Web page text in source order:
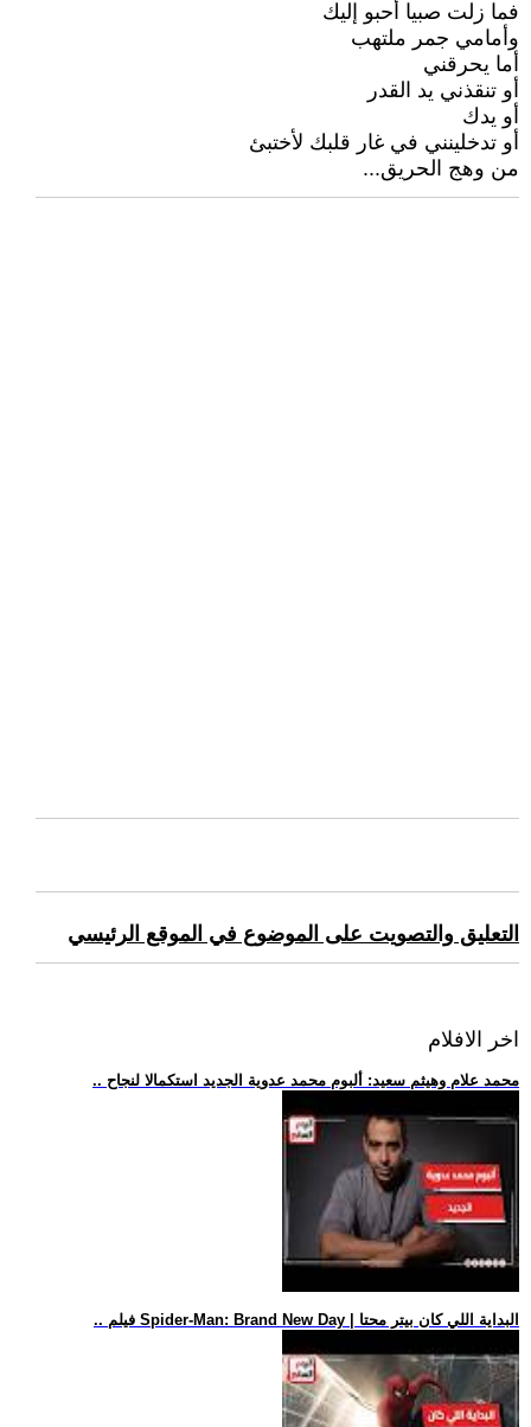
فما زلت صبيا أحبو إليك
وأمامي جمر ملتهب
أما يحرقني
أو تنقذني يد القدر
أو يدك
أو تدخلينني في غار قلبك لأختبئ
من وهج الحريق...
التعليق والتصويت على الموضوع في الموقع الرئيسي
اخر الافلام
.. محمد علام وهيثم سعيد: ألبوم محمد عدوية الجديد استكمالا لنجاح
.. فيلم Spider-Man: Brand New Day | البداية اللي كان بيتر محتا